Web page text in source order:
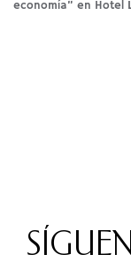
economía” en Hotel